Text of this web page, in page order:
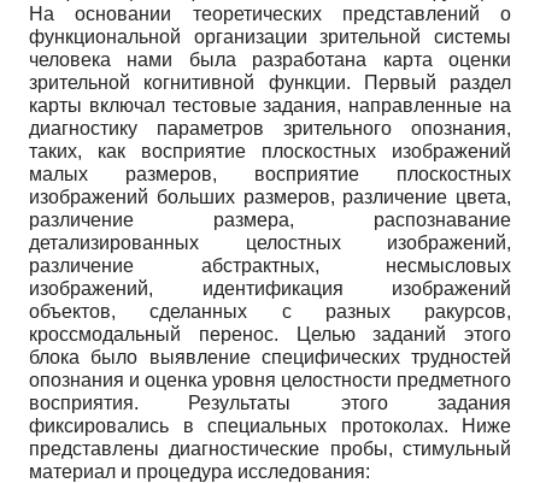
На основании теоретических представлений о
функциональной организации зрительной системы
человека нами была разработана карта оценки
зрительной когнитивной функции. Первый раздел
карты включал тестовые задания, направленные на
диагностику параметров зрительного опознания,
таких, как восприятие плоскостных изображений
малых размеров, восприятие плоскостных
изображений больших размеров, различение цвета,
различение размера, распознавание
детализированных целостных изображений,
различение абстрактных, несмысловых
изображений, идентификация изображений
объектов, сделанных с разных ракурсов,
кроссмодальный перенос. Целью заданий этого
блока было выявление специфических трудностей
опознания и оценка уровня целостности предметного
восприятия. Результаты этого задания
фиксировались в специальных протоколах. Ниже
представлены диагностические пробы, стимульный
материал и процедура исследования: